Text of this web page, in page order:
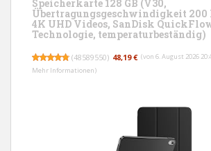
Speicherkarte 128 GB (V30,
Übertragungsgeschwindigkeit 200
4K UHD Videos, SanDisk
Technologie, temperaturbeständig)
(48589550) 48,19 € (von 6. August 2026
Mehr Informationen)